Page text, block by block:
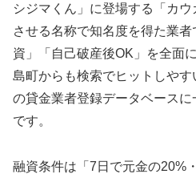
シジマくん」に登場する「カ
させる名称で知名度を得た業
資」「自己破産後OK」を全面
島町からも検索でヒットしや
の貸金業者登録データベース
です。
融資条件は「7日で元金の20%